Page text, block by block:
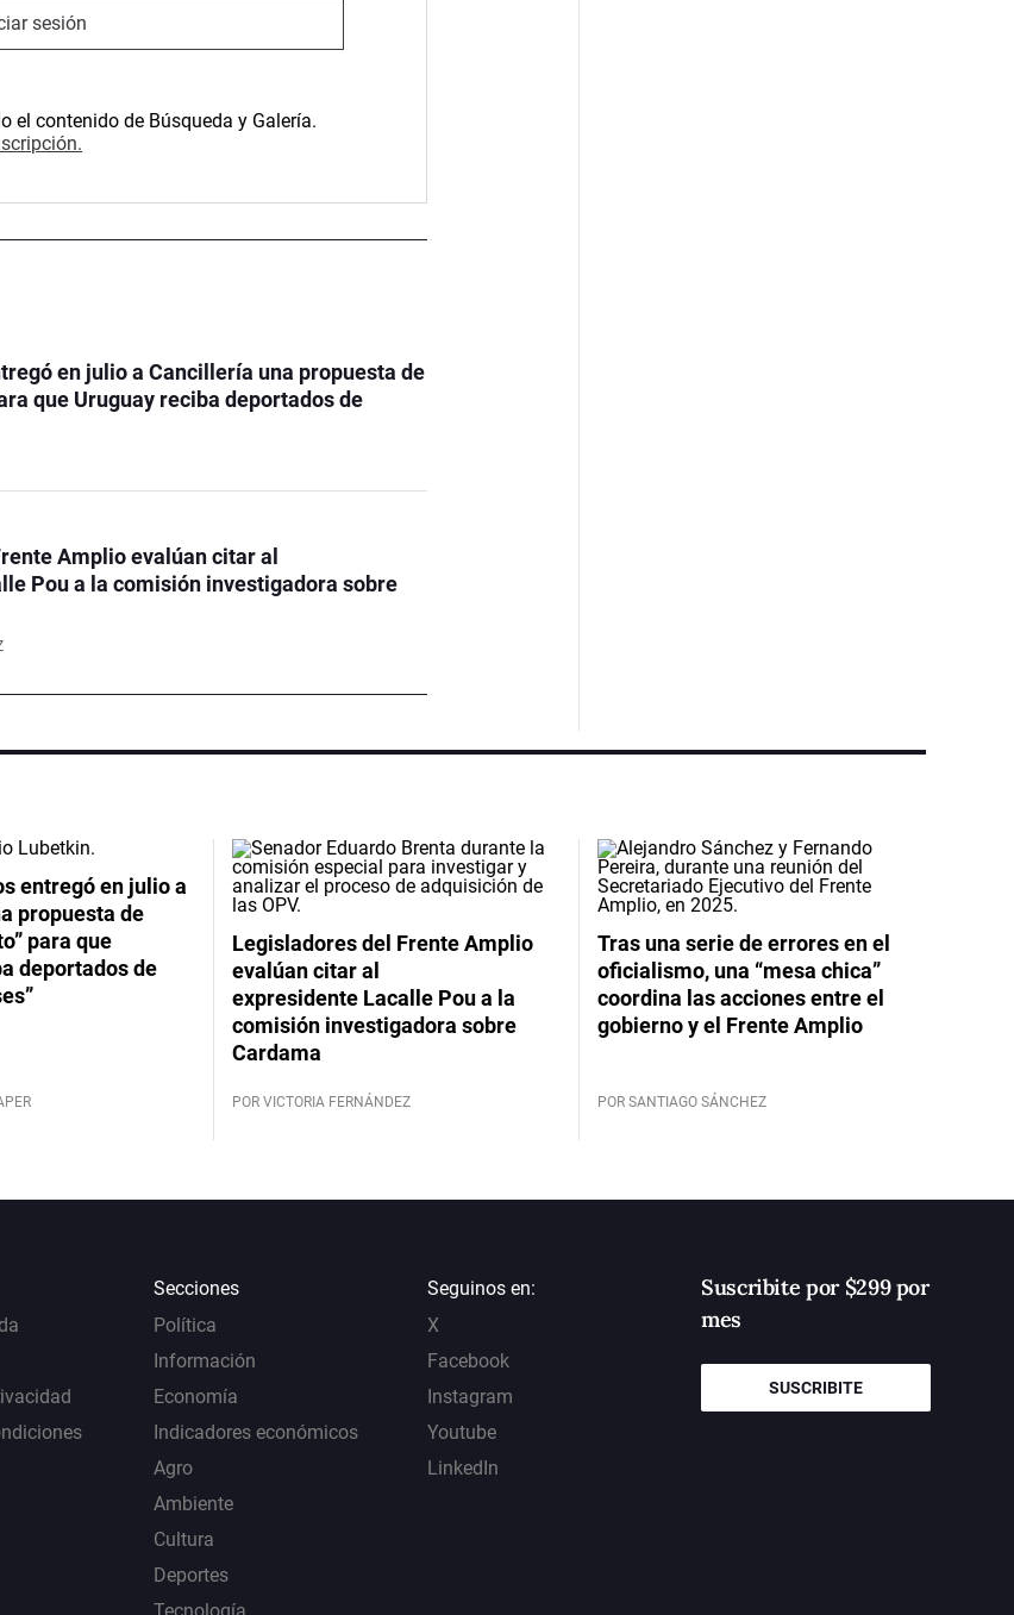
sesión
el contenido de Búsqueda y Galería.
en julio a Cancillería una propuesta de
que Uruguay reciba deportados de
Amplio evalúan citar al
Pou a la comisión investigadora sobre
entregó en julio a
propuesta de
para que
deportados de
Legisladores del Frente Amplio
evalúan citar al
expresidente Lacalle Pou a la
comisión investigadora sobre
Cardama
POR VICTORIA FERNÁNDEZ
Tras una serie de errores en el
oficialismo, una “mesa chica”
coordina las acciones entre el
gobierno y el Frente Amplio
POR SANTIAGO SÁNCHEZ
Secciones
Política
Información
Economía
Indicadores económicos
Agro
Ambiente
Cultura
Deportes
Tecnología
Seguinos en:
X
Facebook
Instagram
Youtube
LinkedIn
Suscribite por $299 por
mes
SUSCRIBITE